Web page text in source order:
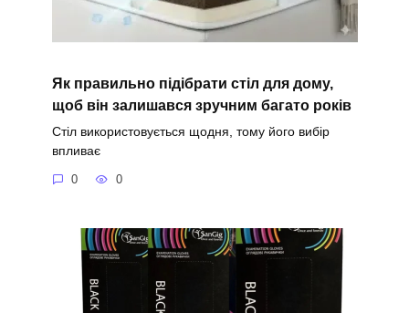
Як правильно підібрати стіл для дому,
щоб він залишався зручним багато років
Стіл використовується щодня, тому його вибір
впливає
0 0